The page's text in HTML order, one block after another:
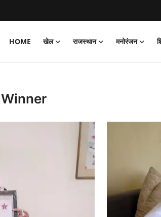
HOME खेल राजस्थान मनोरंजन